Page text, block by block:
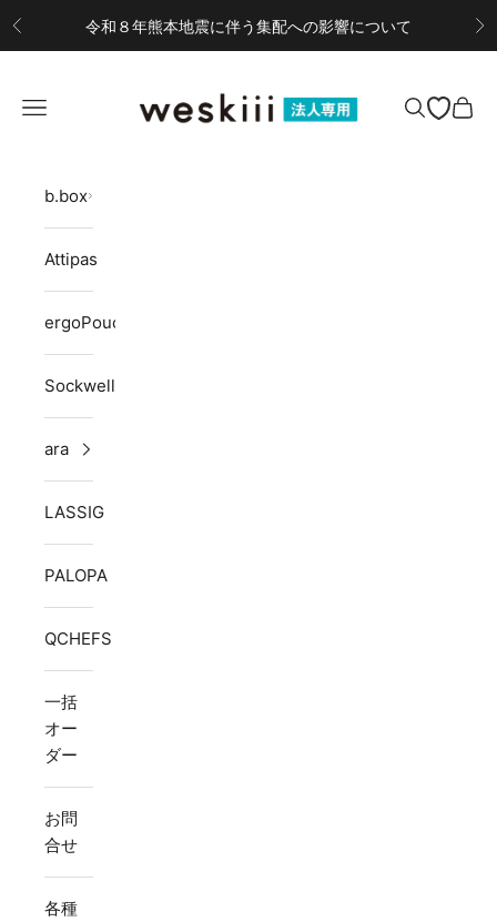
前へ 令和８年熊本地震に伴う集配への影響について 次
メニューを開く
検索を開く
カー
b.box
Attipas
ergoPouch
Sockwell
ara
LASSIG
PALOPA
QCHEFS
一括
オー
ダー
お問
合せ
各種